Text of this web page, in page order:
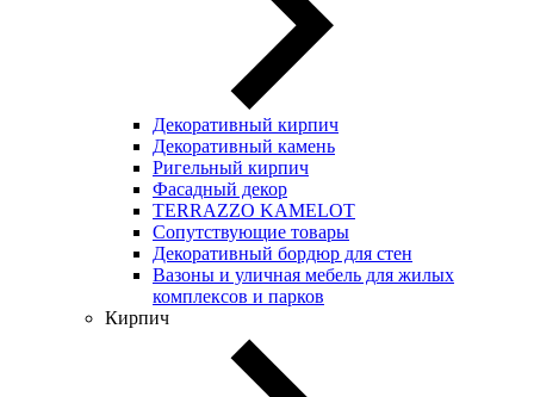
Декоративный кирпич
Декоративный камень
Ригельный кирпич
Фасадный декор
TERRAZZO KAMELOT
Сопутствующие товары
Декоративный бордюр для стен
Вазоны и уличная мебель для жилых
комплексов и парков
Кирпич